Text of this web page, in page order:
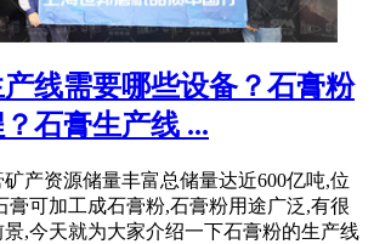
线需要哪些设备？石膏粉
石膏生产线 ...
产资源储量丰富总储量达近600亿吨,位
膏可加工成石膏粉,石膏粉用途广泛,有很
景,今天就为大家介绍一下石膏粉的生产线